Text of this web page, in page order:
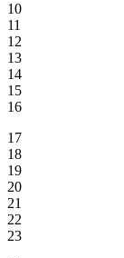
10
11
12
13
14
15
16
17
18
19
20
21
22
23